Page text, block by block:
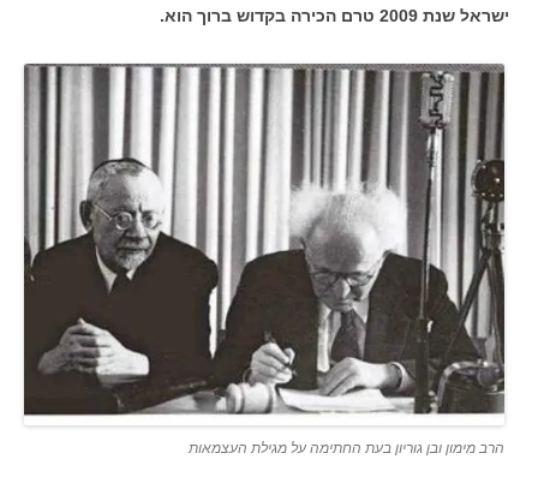
ישראל שנת 2009 טרם הכירה בקדוש ברוך הוא.
הרב מימון ובן גוריון בעת החתימה על מגילת העצמאות